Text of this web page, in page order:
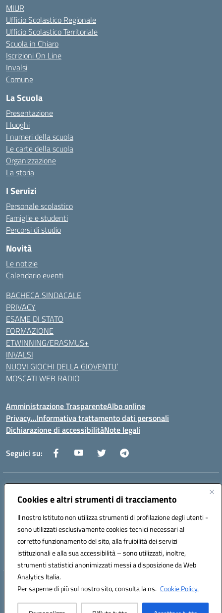
Cookies e altri strumenti di tracciamento
Il nostro Istituto non utilizza strumenti di profilazione degli utenti -
sono utilizzati esclusivamente cookies tecnici necessari al
corretto funzionamento del sito, alla fruibilità dei servizi
istituzionali e alla sua accessibilità – sono utilizzati, inoltre,
strumenti statistici anonimizzati messi a disposizione da Web
Analytics Italia.
Per saperne di più sul nostro sito, consulta la ns. Cookie Policy.
MIUR
Ufficio Scolastico Regionale
Ufficio Scolastico Territoriale
Scuola in Chiaro
Iscrizioni On Line
Invalsi
Comune
La Scuola
Presentazione
I luoghi
I numeri della scuola
Le carte della scuola
Organizzazione
La storia
I Servizi
Personale scolastico
Famiglie e studenti
Percorsi di studio
Novità
Le notizie
Calendario eventi
BACHECA SINDACALE
PRIVACY
ESAME DI STATO
FORMAZIONE
ETWINNING/ERASMUS+
INVALSI
NUOVI GIOCHI DELLA GIOVENTU’
MOSCATI WEB RADIO
Amministrazione TrasparenteAlbo online
Privacy…Informativa trattamento dati personali
Dichiarazione di accessibilitàNote legali
Seguici su:
Indirizzo:
Centralino:089 201032 Email:saic88800v@istruzione.it
Codice fiscale: 80028930651
Codice meccanografico:
saic88800v
Codice unico di fatturazione (CUF): UFLEGP
Hosting & Powered by 3D Solution S.r.l.
Concept & Design by Designers Italia